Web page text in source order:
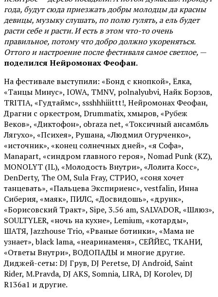
года, будут сюда приезжать добры молодцы да красны
девицы, музыку слушать, по полю гулять, а ель будет
расти себе и расти. И есть в этом что-то очень
правильное, потому что добро должно укореняться.
Оттого и настроение после фестиваля самое светлое, —
поделился Нейромонах Феофан.
На фестивале выступили: «Бонд с кнопкой», Ёлка,
«Танцы Минус», IOWA, TMNV, polnalyubvi, Найк Борзов,
TRITIA, «Гудтаймс», ssshhhiiittt!, Нейромонах Феофан,
Драгни с оркестром, Drummatix, хмыров, «Рубеж
Веков», «Диктофон», obraza net, «Токсичный ансамбль
Лягухо», «Психея», Рушана, «Людмил Огурченко»,
«источник», «конец солнечных дней», «я Софа»,
Manapart, «синдром главного героя», Nomad Punk (KZ),
MONOLYT (IL), «Молодость Внутри», «Лолита Косс»,
DenDerty, The OM, Sula Fray, СТРИО, «соня хочет
танцевать», «Пальцева Экспириенс», vestfalin, Инна
Сиберия, «маяк», ПИЛС, «Досвидошь», «друнк»,
«Борисовский Тракт», Sipe, 3.56 am, SALVADOR, «Шлюз»,
SOULTYLER, «ночь на кухне», Lemium, «котарды»,
ШАТЯ, Jazzhouse Trio, «Рваные ботинки», «Мама не
узнает», black lama, «неаринаменя», СЕЙЙЕС, ТКАНИ,
«Ответы Внутри», ВОДОПАДЫ и многие другие.
Диджей-сеты: DJ Грув, DJ Peretse, DJ Android, Saint
Rider, М.Pravda, DJ AKS, Somnia, LIRA, DJ Korolev, DJ
R136a1 и другие.